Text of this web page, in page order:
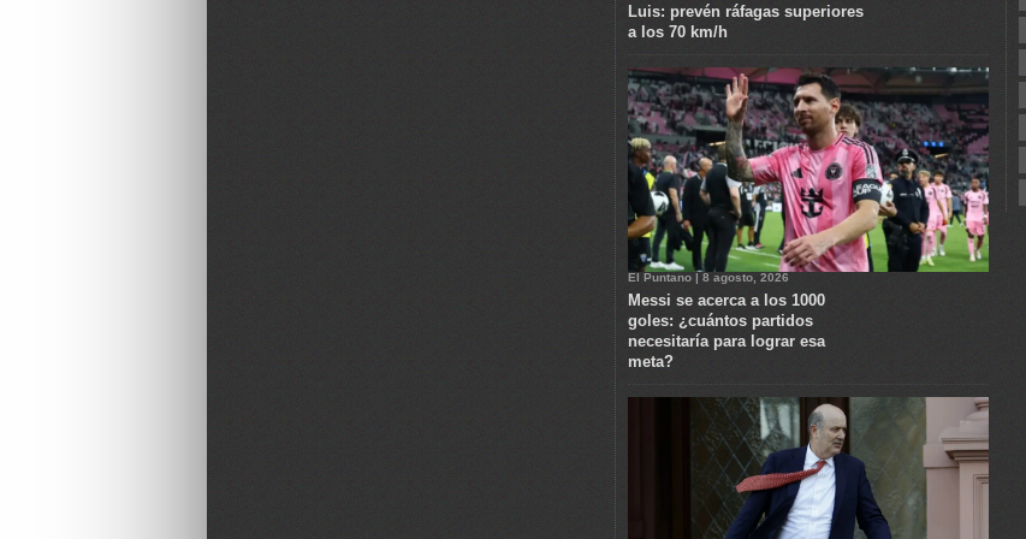
Luis: prevén ráfagas superiores
a los 70 km/h
El Puntano | 8 agosto, 2026
Messi se acerca a los 1000
goles: ¿cuántos partidos
necesitaría para lograr esa
meta?